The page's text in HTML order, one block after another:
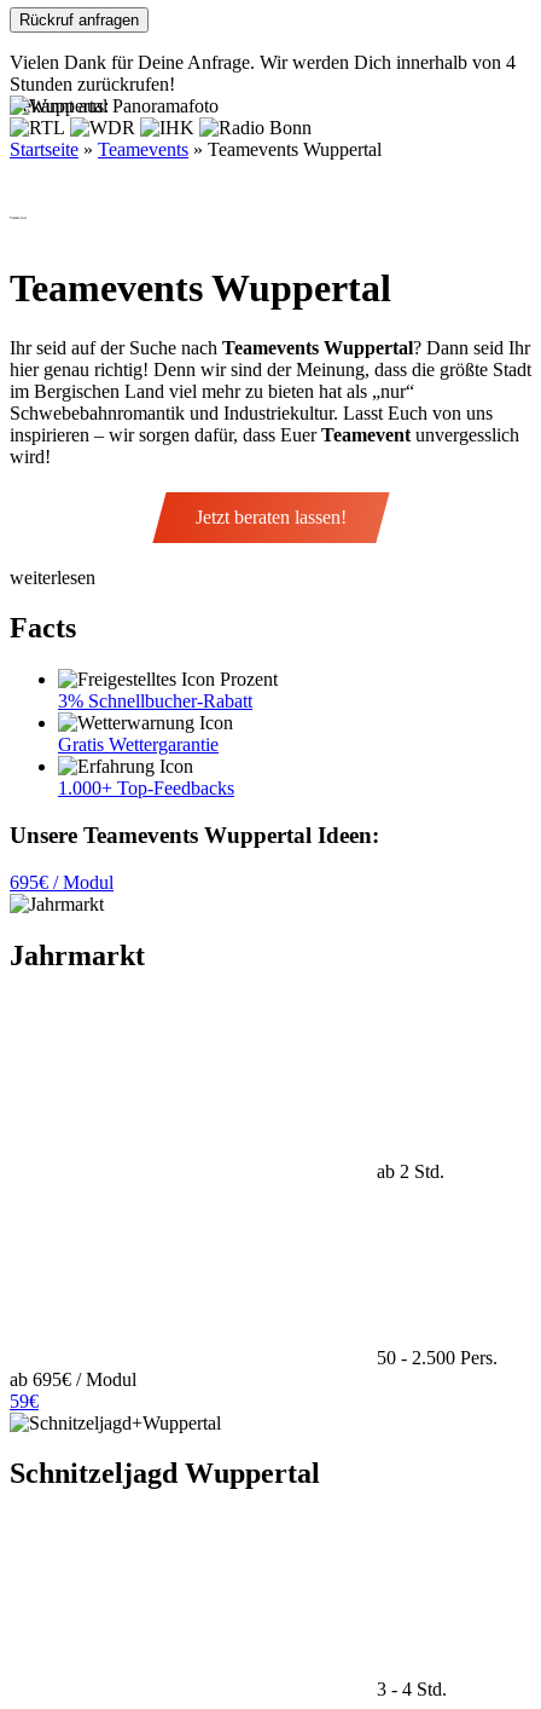
Vielen Dank für Deine Anfrage. Wir werden Dich innerhalb von 4
Stunden zurückrufen!
Bekannt aus:
Startseite » Teamevents » Teamevents Wuppertal
Teamevents
Teamevents Wuppertal
Ihr seid auf der Suche nach Teamevents Wuppertal? Dann seid Ihr
hier genau richtig! Denn wir sind der Meinung, dass die größte Stadt
im Bergischen Land viel mehr zu bieten hat als „nur“
Schwebebahnromantik und Industriekultur. Lasst Euch von uns
inspirieren – wir sorgen dafür, dass EuerTeamevent unvergesslich
wird!
Jetzt beraten lassen!
weiterlesen
Facts
3% Schnellbucher-Rabatt
Gratis Wettergarantie
1.000+ Top-Feedbacks
Unsere Teamevents Wuppertal Ideen:
695€ / Modul
Jahrmarkt
ab 2 Std.
50 - 2.500 Pers.
ab 695€ / Modul
59€
Schnitzeljagd Wuppertal
3 - 4 Std.